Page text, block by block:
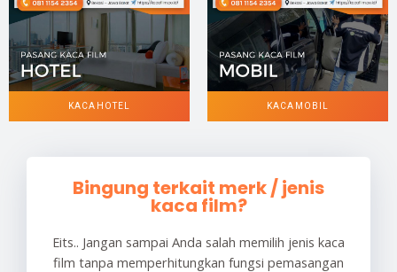
KACA HOTEL KACA MOBIL
Bingung terkait merk / jenis
kaca film?
Eits.. Jangan sampai Anda salah memilih jenis kaca
film tanpa memperhitungkan fungsi pemasangan